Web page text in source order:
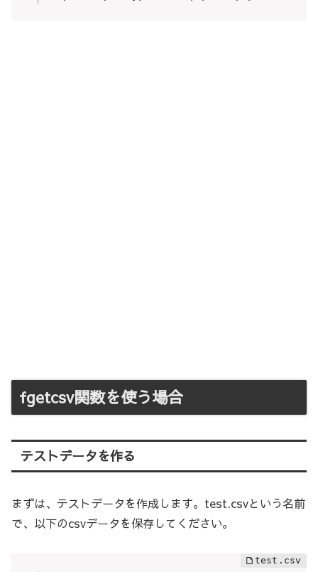
fgetcsv関数を使う場合
テストデータを作る
まずは、テストデータを作成します。test.csvという名前
で、以下のcsvデータを保存してください。